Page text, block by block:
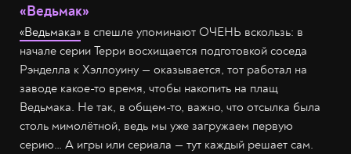
«Ведьмак»
«Ведьмака» в спешле упоминают ОЧЕНЬ вскользь: в
начале серии Терри восхищается подготовкой соседа
Рэнделла к Хэллоуину — оказывается, тот работал на
заводе какое-то время, чтобы накопить на плащ
Ведьмака. Не так, в общем-то, важно, что отсылка была
столь мимолётной, ведь мы уже загружаем первую
серию… А игры или сериала — тут каждый решает сам.